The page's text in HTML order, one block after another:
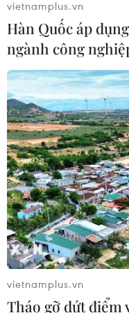
06/08/2026 23:55
CƠ QUAN CHỦ QUẢN: THÔNG
Tổng Biên tập: TRẦN
Phó Tổng Biên tập:
THỦY
Sở hữu trí tuệ
RSS
vietnamplus.vn
Hàn Quốc áp
ngành công
vietnamplus.vn
Tháo gỡ dứt điểm